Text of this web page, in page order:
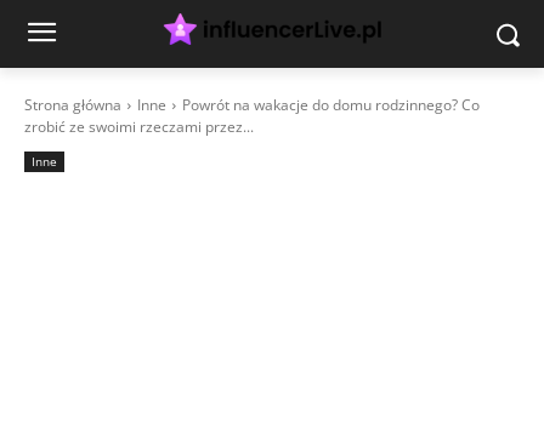
Strona główna Inne
Powrót na wakacje do domu rodzinnego? Co
zrobić ze swoimi rzeczami przez...
Inne